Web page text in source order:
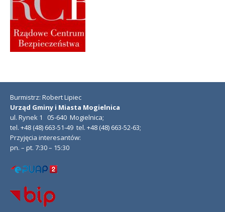
Burmistrz: Robert Lipiec
Urząd Gminy i Miasta Mogielnica
ul. Rynek 1 05-640 Mogielnica;
tel. +48 (48) 663-51-49 tel. +48 (48) 663-52-63;
Przyjęcia interesantów:
pn. – pt. 7:30 – 15:30